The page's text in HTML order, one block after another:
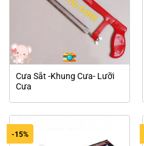
Cưa Sắt -Khung Cưa- Lưỡi
Cưa
-15%